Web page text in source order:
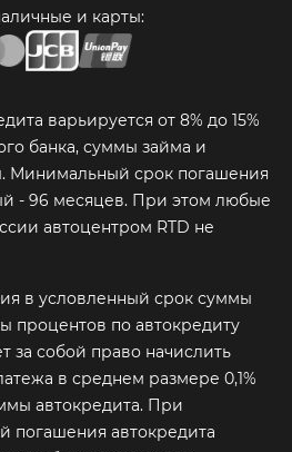
и карты:
варьируется от 8% до 15%
банка, суммы займа и
Минимальный срок погашения
- 96 месяцев. При этом любые
автоцентром RTD не
в условленный срок суммы
процентов по автокредиту
за собой право начислить
в среднем размере 0,1%
автокредита. При
погашения автокредита